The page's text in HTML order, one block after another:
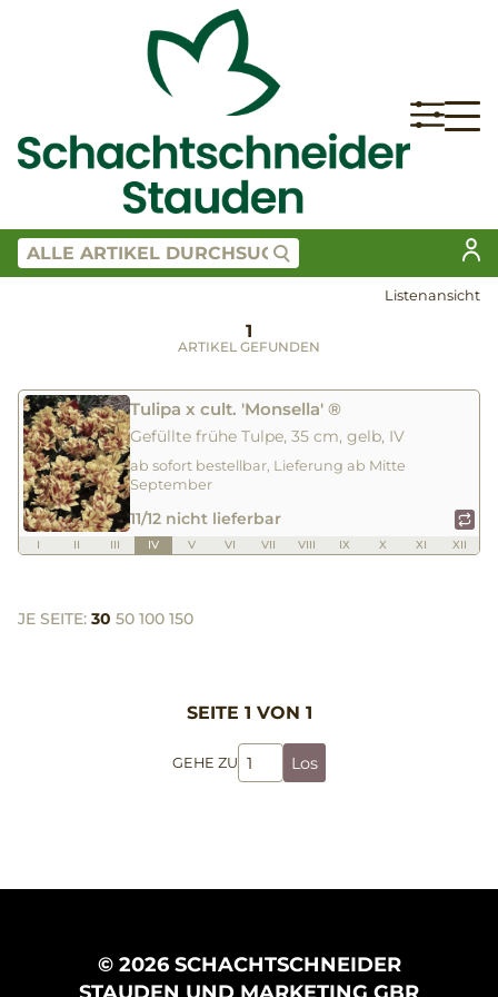
Listenansicht
1
ARTIKEL GEFUNDEN
Tulipa x cult. 'Monsella' ®
Gefüllte frühe Tulpe, 35 cm, gelb, IV
ab sofort bestellbar, Lieferung ab Mitte
September
11/12 nicht lieferbar
I II III IV V VI VII VIII IX X XI XII
JE SEITE: 30 50 100 150
SEITE 1 VON 1
GEHE ZU Los
© 2026 SCHACHTSCHNEIDER